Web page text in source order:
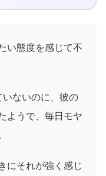
い態度を感じて不
ないのに、彼の
ようで、毎日モヤ
にそれが強く感じ